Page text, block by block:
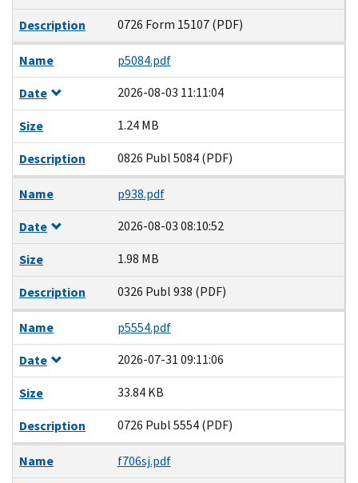
Description
0726 Form 15107 (PDF)
Name
p5084.pdf
Date
2026-08-03 11:11:04
Size
1.24 MB
Description
0826 Publ 5084 (PDF)
Name
p938.pdf
Date
2026-08-03 08:10:52
Size
1.98 MB
Description
0326 Publ 938 (PDF)
Name
p5554.pdf
Date
2026-07-31 09:11:06
Size
33.84 KB
Description
0726 Publ 5554 (PDF)
Name
f706sj.pdf